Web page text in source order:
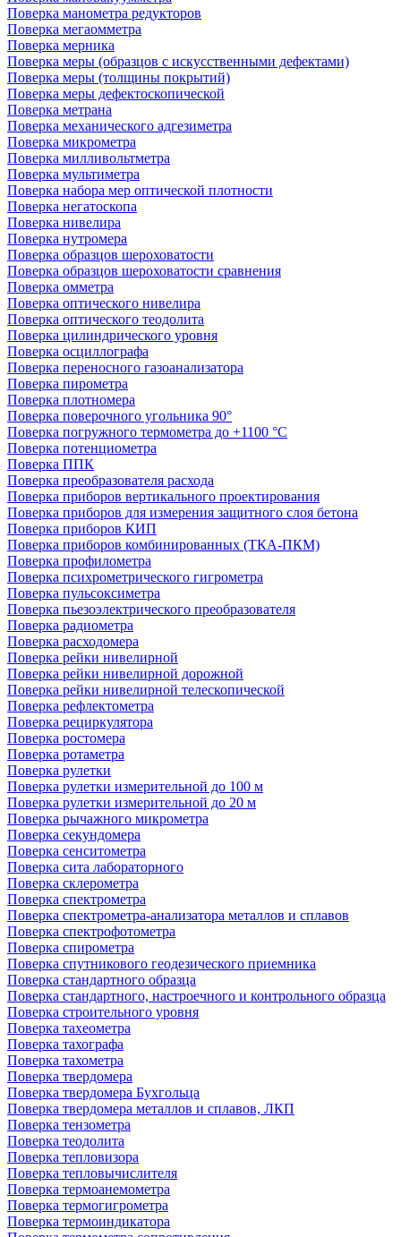
Поверка манометра редукторов
Поверка мегаомметра
Поверка мерника
Поверка меры (образцов с искусственными дефектами)
Поверка меры (толщины покрытий)
Поверка меры дефектоскопической
Поверка метрана
Поверка механического адгезиметра
Поверка микрометра
Поверка милливольтметра
Поверка мультиметра
Поверка набора мер оптической плотности
Поверка негатоскопа
Поверка нивелира
Поверка нутромера
Поверка образцов шероховатости
Поверка образцов шероховатости сравнения
Поверка омметра
Поверка оптического нивелира
Поверка оптического теодолита
Поверка цилиндрического уровня
Поверка осциллографа
Поверка переносного газоанализатора
Поверка пирометра
Поверка плотномера
Поверка поверочного угольника 90°
Поверка погружного термометра до +1100 °С
Поверка потенциометра
Поверка ППК
Поверка преобразователя расхода
Поверка приборов вертикального проектирования
Поверка приборов для измерения защитного слоя бетона
Поверка приборов КИП
Поверка приборов комбинированных (ТКА-ПКМ)
Поверка профилометра
Поверка психрометрического гигрометра
Поверка пульсоксиметра
Поверка пьезоэлектрического преобразователя
Поверка радиометра
Поверка расходомера
Поверка рейки нивелирной
Поверка рейки нивелирной дорожной
Поверка рейки нивелирной телескопической
Поверка рефлектометра
Поверка рециркулятора
Поверка ростомера
Поверка ротаметра
Поверка рулетки
Поверка рулетки измерительной до 100 м
Поверка рулетки измерительной до 20 м
Поверка рычажного микрометра
Поверка секундомера
Поверка сенситометра
Поверка сита лабораторного
Поверка склерометра
Поверка спектрометра
Поверка спектрометра-анализатора металлов и сплавов
Поверка спектрофотометра
Поверка спирометра
Поверка спутникового геодезического приемника
Поверка стандартного образца
Поверка стандартного, настроечного и контрольного образца
Поверка строительного уровня
Поверка тахеометра
Поверка тахографа
Поверка тахометра
Поверка твердомера
Поверка твердомера Бухгольца
Поверка твердомера металлов и сплавов, ЛКП
Поверка тензометра
Поверка теодолита
Поверка тепловизора
Поверка тепловычислителя
Поверка термоанемометра
Поверка термогигрометра
Поверка термоиндикатора